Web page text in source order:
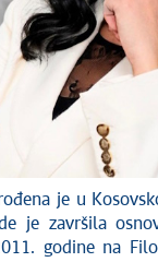
je u
je završila
godine na